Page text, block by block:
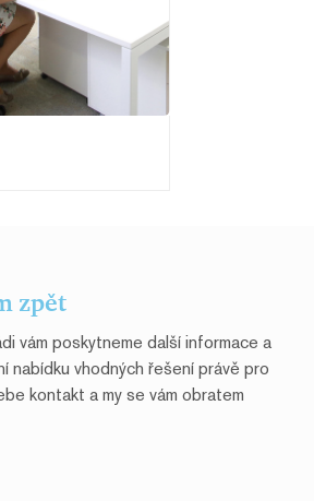
zpět
vám poskytneme další informace a
nabídku vhodných řešení právě pro
kontakt a my se vám obratem